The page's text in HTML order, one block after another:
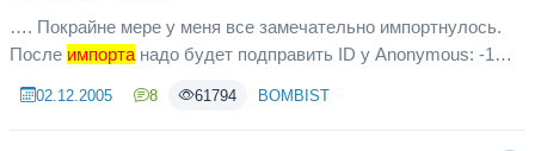
…. Покрайне мере у меня все замечательно импортнулось.
После импорта надо будет подправить ID у Anonymous: -1
02.12.2005 8 61794 BOMBIST